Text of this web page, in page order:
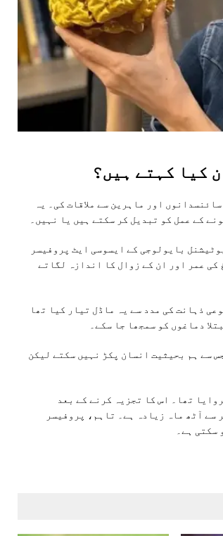
کیا کہتے ہیں؟
اور ماہرین سے ملاقات کی۔ یہ
کے عمل کو تبدیل کر سکتے ہیں یا نہیں۔
بایولوجی کے ایسوسی ایٹ پروفیسر
عمر اور ان کے زوال کا اندازہ لگاتے
کے ڈیٹا اور مصنوعی ذہانت کی مدد سے یہ ماڈل تیار کیا تھا
دماغوں کو سمجھا جا سکے۔
سے ہم بحیثیت انسان پکڑ نہیں سکتے لیکن
تھا۔ اس کا تجزیہ کرنے کے بعد
سے آٹھ ماہ زیادہ ہے۔ تاہم، پروفیسر
ہے۔